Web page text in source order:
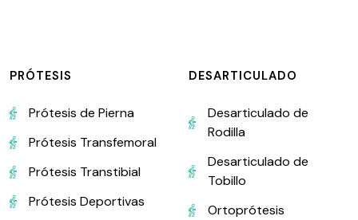
PRÓTESIS
Prótesis de Pierna
Prótesis Transfemoral
Prótesis Transtibial
Prótesis Deportivas
DESARTICULADO
Desarticulado de
Rodilla
Desarticulado de
Tobillo
Ortoprótesis